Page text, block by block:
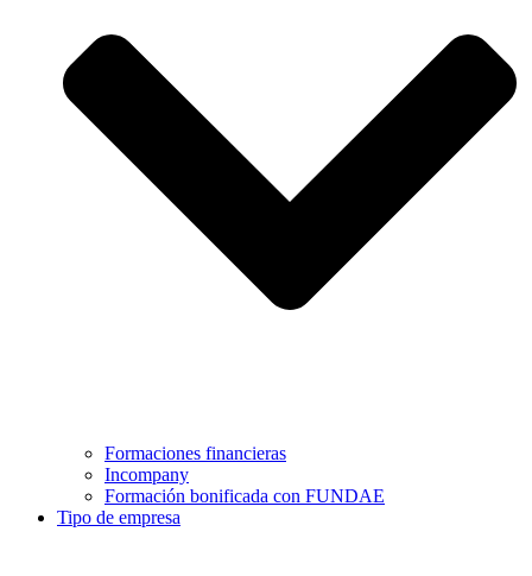
Formaciones financieras
Incompany
Formación bonificada con FUNDAE
Tipo de empresa